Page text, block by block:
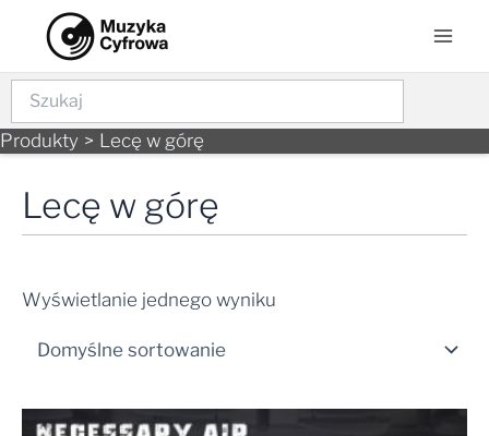
content
Szukaj
Produkty Lecę w górę
Lecę w górę
Wyświetlanie jednego wyniku